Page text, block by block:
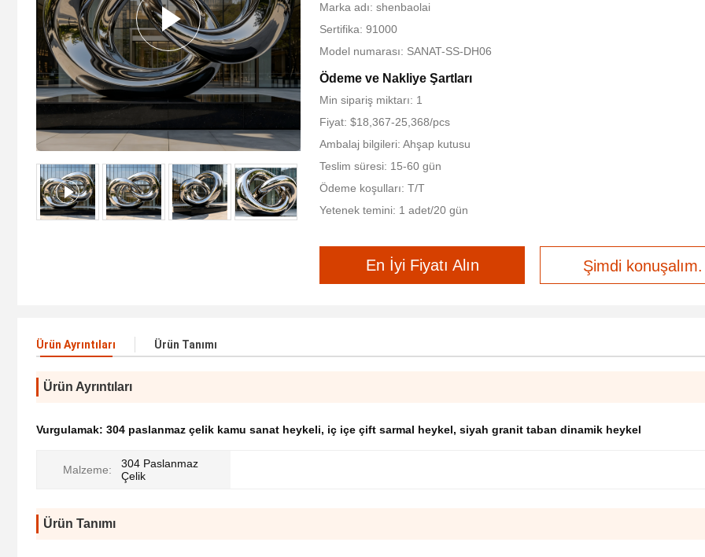
Marka adı: shenbaolai
Sertifika: 91000
Model numarası: SANAT-SS-DH06
Ödeme ve Nakliye Şartları
Min sipariş miktarı: 1
Fiyat: $18,367-25,368/pcs
Ambalaj bilgileri: Ahşap kutusu
Teslim süresi: 15-60 gün
Ödeme koşulları: T/T
Yetenek temini: 1 adet/20 gün
En İyi Fiyatı Alın Şimdi konuşalım.
Ürün Ayrıntıları Ürün Tanımı
Ürün Ayrıntıları
Vurgulamak: 304 paslanmaz çelik kamu sanat heykeli, iç içe çift sarmal heykel, siyah granit taban dinamik heykel
Malzeme:
304 Paslanmaz
Çelik
Ürün Tanımı